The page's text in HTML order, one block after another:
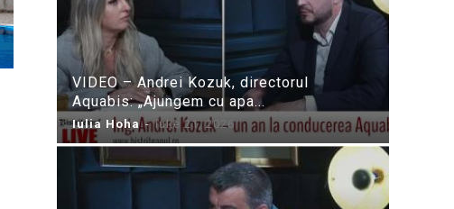
VIDEO – Andrei Kozuk, directorul
Aquabis: „Ajungem cu apa...
Iulia Hoha - iulie 21, 2026